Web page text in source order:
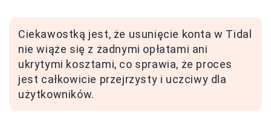
Ciekawostką jest, że usunięcie konta w Tidal
nie wiąże się z żadnymi opłatami ani
ukrytymi kosztami, co sprawia, że proces
jest całkowicie przejrzysty i uczciwy dla
użytkowników.